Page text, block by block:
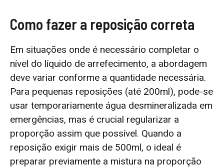
Como fazer a reposição correta
Em situações onde é necessário completar o
nível do líquido de arrefecimento, a abordagem
deve variar conforme a quantidade necessária.
Para pequenas reposições (até 200ml), pode-se
usar temporariamente água desmineralizada em
emergências, mas é crucial regularizar a
proporção assim que possível. Quando a
reposição exigir mais de 500ml, o ideal é
preparar previamente a mistura na proporção